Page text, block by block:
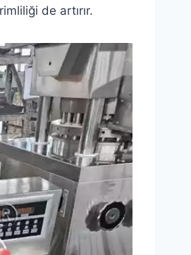
de artırır.